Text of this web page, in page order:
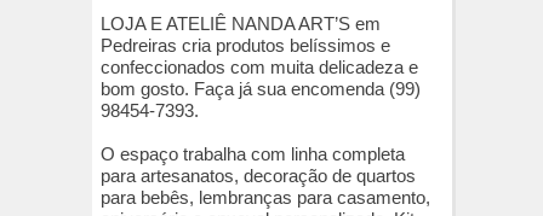
LOJA E ATELIÊ NANDA ART’S em
Pedreiras cria produtos belíssimos e
confeccionados com muita delicadeza e
bom gosto. Faça já sua encomenda (99)
98454-7393.
O espaço trabalha com linha completa
para artesanatos, decoração de quartos
para bebês, lembranças para casamento,